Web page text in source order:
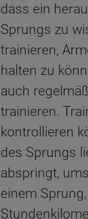
dass ein
Sprungs zu
trainieren,
halten zu
auch
trainieren.
kontrollieren
des Sprungs
abspringt,
einem